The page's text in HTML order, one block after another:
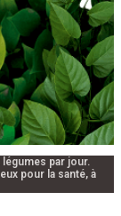
par jour.
pour la santé, à